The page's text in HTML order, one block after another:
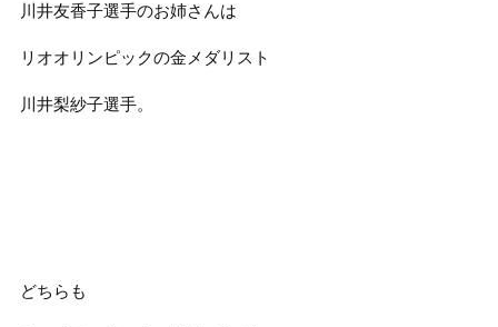
川井友香子選手のお姉さんは
リオオリンピックの金メダリスト
川井梨紗子選手。
どちらも